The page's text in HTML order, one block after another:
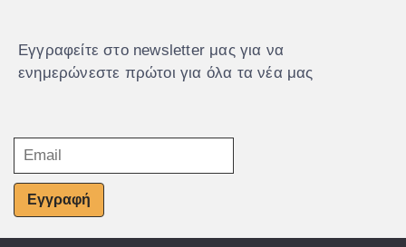
Εγγραφείτε στο newsletter μας για να
ενημερώνεστε πρώτοι για όλα τα νέα μας
Εγγραφή